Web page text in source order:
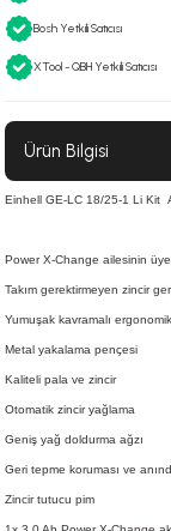
Bosh Yetkili Satıcısı
XTool - QBH Yetkili Satıcısı
Ürün Bilgisi
Einhell GE-LC 18/25-1 Li Kit
Power X-Change ailesinin
Takım gerektirmeyen zincir
Yumuşak kavramalı
Metal yakalama pençesi
Kaliteli pala ve zincir
Otomatik zincir yağlama
Geniş yağ doldurma ağzı
Geri tepme koruması ve
Zincir tutucu pim